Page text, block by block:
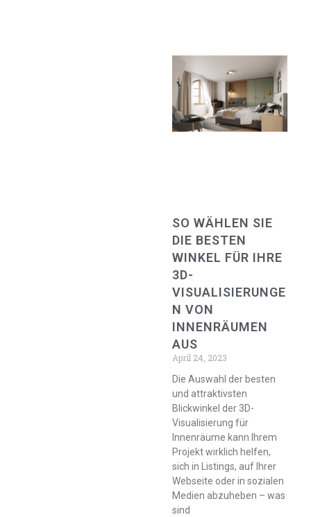
SO WÄHLEN SIE
DIE BESTEN
WINKEL FÜR IHRE
3D-
VISUALISIERUNGE
N VON
INNENRÄUMEN
AUS
April 24, 2023
Die Auswahl der besten
und attraktivsten
Blickwinkel der 3D-
Visualisierung für
Innenräume kann Ihrem
Projekt wirklich helfen,
sich in Listings, auf Ihrer
Webseite oder in sozialen
Medien abzuheben – was
sind